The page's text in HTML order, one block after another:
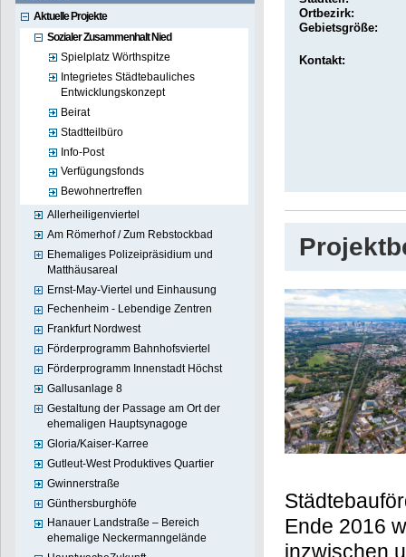
Aktuelle Projekte
Sozialer Zusammenhalt Nied
Spielplatz Wörthspitze
Integrietes Städtebauliches
Entwicklungskonzept
Beirat
Stadtteilbüro
Info-Post
Verfügungsfonds
Bewohnertreffen
Allerheiligenviertel
Am Römerhof / Zum Rebstockbad
Ehemaliges Polizeipräsidium und
Matthäusareal
Ernst-May-Viertel und Einhausung
Fechenheim - Lebendige Zentren
Frankfurt Nordwest
Förderprogramm Bahnhofsviertel
Förderprogramm Innenstadt Höchst
Gallusanlage 8
Gestaltung der Passage am Ort der
ehemaligen Hauptsynagoge
Gloria/Kaiser-Karree
Gutleut-West Produktives Quartier
Gwinnerstraße
Günthersburghöfe
Hanauer Landstraße – Bereich
ehemalige Neckermanngelände
Ortbezirk:
Gebietsgröße:
Kontakt:
Ende 2016
inzwischen